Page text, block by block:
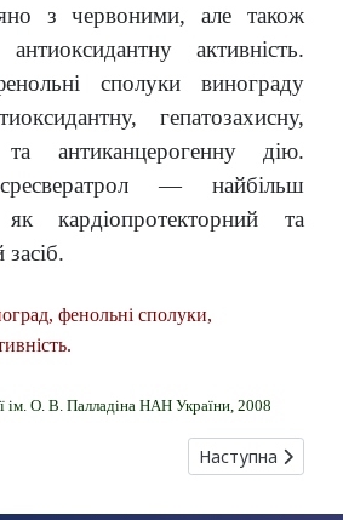
з червоними, але також
активність.
сполуки винограду
гепатозахисну,
та антиканцерогенну дію.
— найбільш
як кардіопротекторний та
фенольні сполуки,
ім. О. В. Палладіна НАН України, 2008
ВУГЛЕЦЕВІ НАНОТРУБКИ ЯК НОВИЙ
Наступна
Наступна